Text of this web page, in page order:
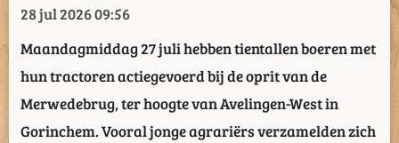
28 jul 202609:56
Maandagmiddag 27 juli hebben tientallen boeren met
hun tractoren actiegevoerd bij de oprit van de
Merwedebrug, ter hoogte van Avelingen-West in
Gorinchem. Vooral jonge agrariërs verzamelden zich